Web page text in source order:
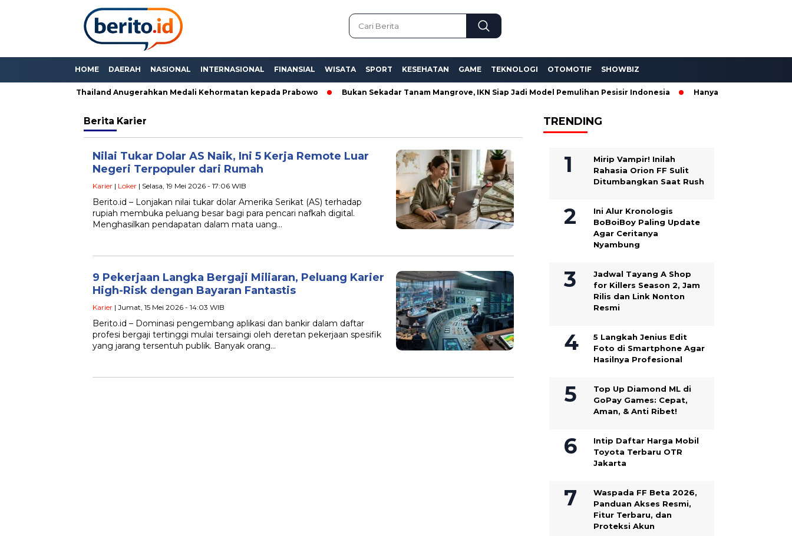
HOME DAERAH NASIONAL INTERNASIONAL FINANSIAL WISATA SPORT KESEHATAN GAME TEKNOLOGI OTOMOTIF SHOWBIZ
Anda”, PM Thailand Anugerahkan Medali Kehormatan kepada Prabowo Bukan Sekadar Tanam Mangrove, IKN Siap Jadi Model Pemulihan Pesisir Indonesia Hanya 300 Unit! Wuling
Berita Karier
Nilai Tukar Dolar AS Naik, Ini 5 Kerja Remote Luar
Negeri Terpopuler dari Rumah
Karier | Loker | Selasa, 19 Mei 2026 - 17:06 WIB
Berito.id – Lonjakan nilai tukar dolar Amerika Serikat (AS) terhadap
rupiah membuka peluang besar bagi para pencari nafkah digital.
Menghasilkan pendapatan dalam mata uang…
9 Pekerjaan Langka Bergaji Miliaran, Peluang Karier
High-Risk dengan Bayaran Fantastis
Karier | Jumat, 15 Mei 2026 - 14:03 WIB
Berito.id – Dominasi pengembang aplikasi dan bankir dalam daftar
profesi bergaji tertinggi mulai tersaingi oleh deretan pekerjaan spesifik
yang jarang tersentuh publik. Banyak orang…
TRENDING
Mirip Vampir! Inilah
Rahasia Orion FF Sulit
Ditumbangkan Saat Rush
Ini Alur Kronologis
BoBoiBoy Paling Update
Agar Ceritanya
Nyambung
Jadwal Tayang A Shop
for Killers Season 2, Jam
Rilis dan Link Nonton
Resmi
5 Langkah Jenius Edit
Foto di Smartphone Agar
Hasilnya Profesional
Top Up Diamond ML di
GoPay Games: Cepat,
Aman, & Anti Ribet!
Intip Daftar Harga Mobil
Toyota Terbaru OTR
Jakarta
Waspada FF Beta 2026,
Panduan Akses Resmi,
Fitur Terbaru, dan
Proteksi Akun